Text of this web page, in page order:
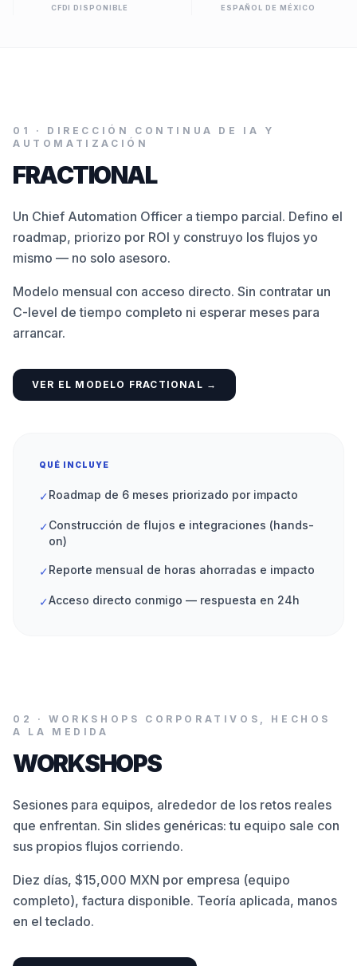
CFDI DISPONIBLE ESPAÑOL DE MÉXICO
01 · DIRECCIÓN CONTINUA DE IA Y
AUTOMATIZACIÓN
FRACTIONAL
Un Chief Automation Officer a tiempo parcial. Defino el
roadmap, priorizo por ROI y construyo los flujos yo
mismo — no solo asesoro.
Modelo mensual con acceso directo. Sin contratar un
C-level de tiempo completo ni esperar meses para
arrancar.
VER EL MODELO FRACTIONAL →
QUÉ INCLUYE
✓Roadmap de 6 meses priorizado por impacto
✓Construcción de flujos e integraciones (hands-
on)
✓Reporte mensual de horas ahorradas e impacto
✓Acceso directo conmigo — respuesta en 24h
02 ·WORKSHOPS CORPORATIVOS, HECHOS
A LA MEDIDA
WORKSHOPS
Sesiones para equipos, alrededor de los retos reales
que enfrentan. Sin slides genéricas: tu equipo sale con
sus propios flujos corriendo.
Diez días, $15,000 MXN por empresa (equipo
completo), factura disponible. Teoría aplicada, manos
en el teclado.